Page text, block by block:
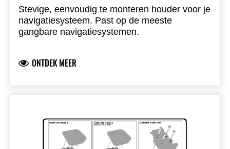
Stevige, eenvoudig te monteren houder voor je
navigatiesysteem. Past op de meeste
gangbare navigatiesystemen.
ONTDEK MEER